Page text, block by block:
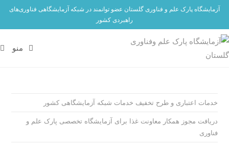
آزمایشگاه پارک علم و فناوری گلستان عضو توانمند در شبکه آزمایشگاهی فناوری‌های
راهبردی کشور
منو
خدمات اعتباری و طرح تخفیف خدمات شبکه آزمایشگاهی کشور
دریافت مجوز همکار معاونت غذا برای آزمایشگاه تخصصی پارک علم و
فناوری